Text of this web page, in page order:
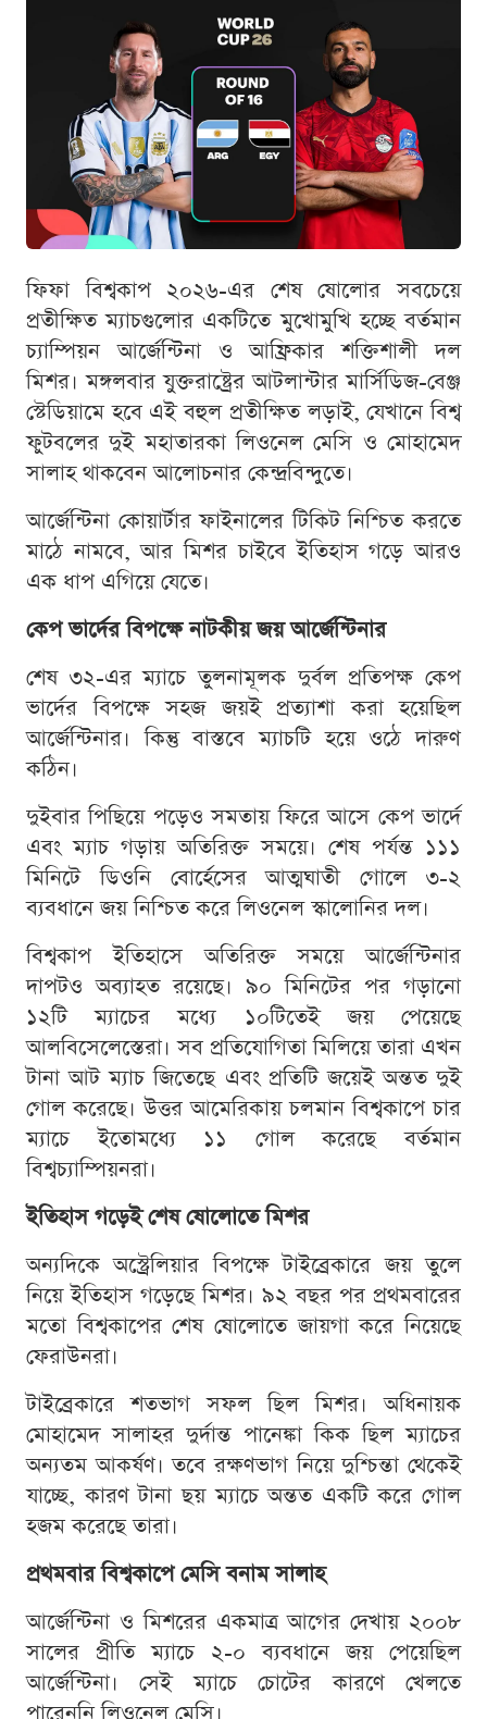
ফিফা বিশ্বকাপ ২০২৬-এর শেষ ষোলোর সবচেয়ে
প্রতীক্ষিত ম্যাচগুলোর একটিতে মুখোমুখি হচ্ছে বর্তমান
চ্যাম্পিয়ন আর্জেন্টিনা ও আফ্রিকার শক্তিশালী দল
মিশর। মঙ্গলবার যুক্তরাষ্ট্রের আটলান্টার মার্সিডিজ-বেঞ্জ
স্টেডিয়ামে হবে এই বহুল প্রতীক্ষিত লড়াই, যেখানে বিশ্ব
ফুটবলের দুই মহাতারকা লিওনেল মেসি ও মোহামেদ
সালাহ থাকবেন আলোচনার কেন্দ্রবিন্দুতে।
আর্জেন্টিনা কোয়ার্টার ফাইনালের টিকিট নিশ্চিত করতে
মাঠে নামবে, আর মিশর চাইবে ইতিহাস গড়ে আরও
এক ধাপ এগিয়ে যেতে।
কেপ ভার্দের বিপক্ষে নাটকীয় জয় আর্জেন্টিনার
শেষ ৩২-এর ম্যাচে তুলনামূলক দুর্বল প্রতিপক্ষ কেপ
ভার্দের বিপক্ষে সহজ জয়ই প্রত্যাশা করা হয়েছিল
আর্জেন্টিনার। কিন্তু বাস্তবে ম্যাচটি হয়ে ওঠে দারুণ
কঠিন।
দুইবার পিছিয়ে পড়েও সমতায় ফিরে আসে কেপ ভার্দে
এবং ম্যাচ গড়ায় অতিরিক্ত সময়ে। শেষ পর্যন্ত ১১১
মিনিটে ডিওনি বোর্হেসের আত্মঘাতী গোলে ৩-২
ব্যবধানে জয় নিশ্চিত করে লিওনেল স্কালোনির দল।
বিশ্বকাপ ইতিহাসে অতিরিক্ত সময়ে আর্জেন্টিনার
দাপটও অব্যাহত রয়েছে। ৯০ মিনিটের পর গড়ানো
১২টি ম্যাচের মধ্যে ১০টিতেই জয় পেয়েছে
আলবিসেলেস্তেরা। সব প্রতিযোগিতা মিলিয়ে তারা এখন
টানা আট ম্যাচ জিতেছে এবং প্রতিটি জয়েই অন্তত দুই
গোল করেছে। উত্তর আমেরিকায় চলমান বিশ্বকাপে চার
ম্যাচে ইতোমধ্যে ১১ গোল করেছে বর্তমান
বিশ্বচ্যাম্পিয়নরা।
ইতিহাস গড়েই শেষ ষোলোতে মিশর
অন্যদিকে অস্ট্রেলিয়ার বিপক্ষে টাইব্রেকারে জয় তুলে
নিয়ে ইতিহাস গড়েছে মিশর। ৯২ বছর পর প্রথমবারের
মতো বিশ্বকাপের শেষ ষোলোতে জায়গা করে নিয়েছে
ফেরাউনরা।
টাইব্রেকারে শতভাগ সফল ছিল মিশর। অধিনায়ক
মোহামেদ সালাহর দুর্দান্ত পানেঙ্কা কিক ছিল ম্যাচের
অন্যতম আকর্ষণ। তবে রক্ষণভাগ নিয়ে দুশ্চিন্তা থেকেই
যাচ্ছে, কারণ টানা ছয় ম্যাচে অন্তত একটি করে গোল
হজম করেছে তারা।
প্রথমবার বিশ্বকাপে মেসি বনাম সালাহ
আর্জেন্টিনা ও মিশরের একমাত্র আগের দেখায় ২০০৮
সালের প্রীতি ম্যাচে ২-০ ব্যবধানে জয় পেয়েছিল
আর্জেন্টিনা। সেই ম্যাচে চোটের কারণে খেলতে